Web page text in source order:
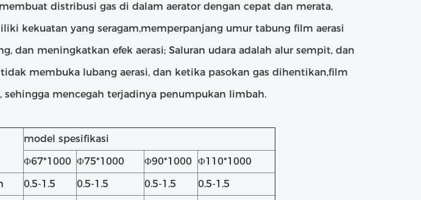
distribusi gas di dalam aerator dengan cepat dan merata,
kekuatan yang seragam,memperpanjang umur tabung film aerasi
dan meningkatkan efek aerasi; Saluran udara adalah alur sempit, dan
membuka lubang aerasi, dan ketika pasokan gas dihentikan,film
sehingga mencegah terjadinya penumpukan limbah.
model spesifikasi
Φ67*1000 Φ75*1000 Φ90*1000 Φ110*1000
0.5-1.5 0.5-1.5 0.5-1.5
0.5-1.5